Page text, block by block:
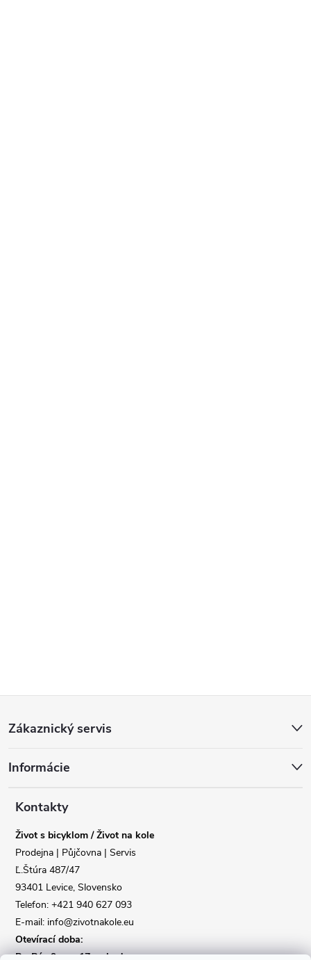
p
Zákaznický servis
Informácie
Kontakty
Život s bicyklom / Život na kole
Prodejna | Půjčovna | Servis
Ľ.Štúra 487/47
93401 Levice, Slovensko
Telefon: +421 940 627 093
E-mail: info@zivotnakole.eu
Otevírací doba:
Po-Pá : 9,oo - 17,oo hod